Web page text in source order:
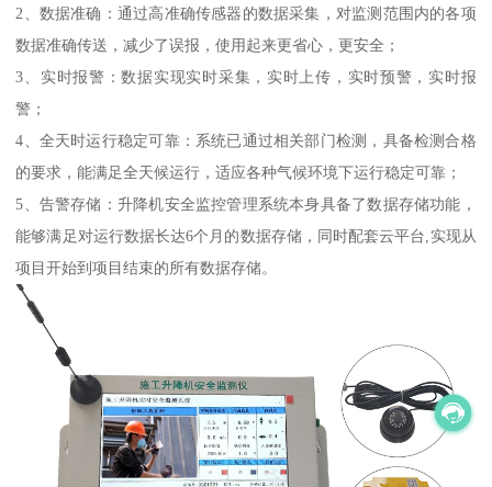
2、数据准确：通过高准确传感器的数据采集，对监测范围内的各项
数据准确传送，减少了误报，使用起来更省心，更安全；
3、实时报警：数据实现实时采集，实时上传，实时预警，实时报
警；
4、全天时运行稳定可靠：系统已通过相关部门检测，具备检测合格
的要求，能满足全天候运行，适应各种气候环境下运行稳定可靠；
5、告警存储：升降机安全监控管理系统本身具备了数据存储功能，
能够满足对运行数据长达6个月的数据存储，同时配套云平台,实现从
项目开始到项目结束的所有数据存储。